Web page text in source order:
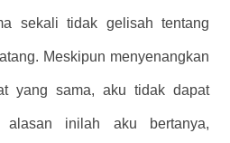
sekali tidak gelisah tentang
Meskipun menyenangkan
yang sama, aku tidak dapat
alasan inilah aku bertanya,